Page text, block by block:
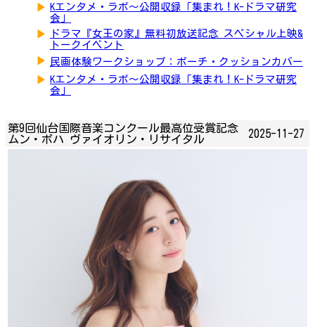
▶ Kエンタメ・ラボ～公開収録「集まれ！K-ドラマ研究
会」
▶
ドラマ『女王の家』無料初放送記念 スペシャル上映&
トークイベント
▶ 民画体験ワークショップ：ポーチ・クッションカバー
▶ Kエンタメ・ラボ～公開収録「集まれ！K-ドラマ研究
会」
第9回仙台国際音楽コンクール最高位受賞記念
ムン・ボハ ヴァイオリン・リサイタル
2025-11-27